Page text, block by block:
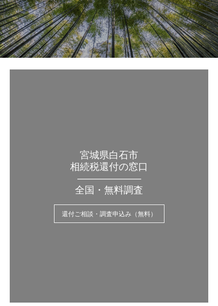
宮城県白石市
相続税還付の窓口
——————–
全国・無料調査
還付ご相談・調査申込み（無料）